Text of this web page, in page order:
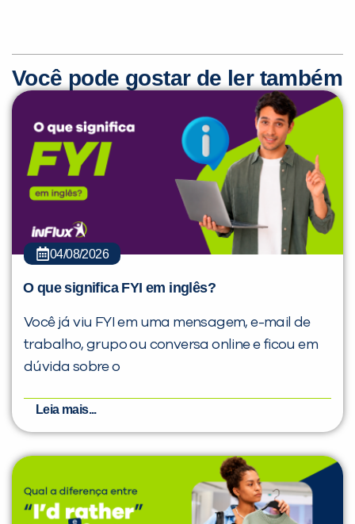
Você pode gostar de ler também
04/08/2026
O que significa FYI em inglês?
Você já viu FYI em uma mensagem, e-mail de
trabalho, grupo ou conversa online e ficou em
dúvida sobre o
Leia mais...